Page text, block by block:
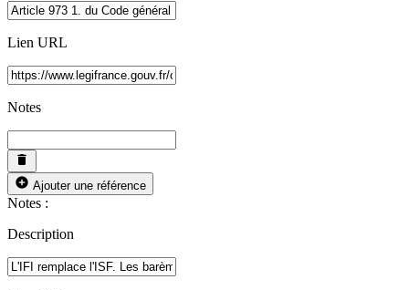
Lien URL
Notes
Ajouter une référence
Notes :
Description